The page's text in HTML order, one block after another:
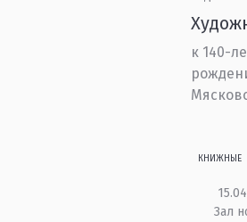
к 140-
КНИЖНЫЕ
Зал